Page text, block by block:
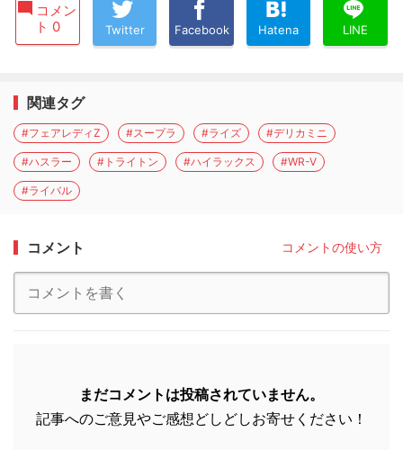
コメン
ト 0
Twitter Facebook Hatena LINE
関連タグ
#フェアレディZ #スープラ #ライズ #デリカミニ
#ハスラー #トライトン #ハイラックス #WR-V
#ライバル
コメント コメントの使い方
まだコメントは投稿されていません。
記事へのご意見やご感想どしどしお寄せください！